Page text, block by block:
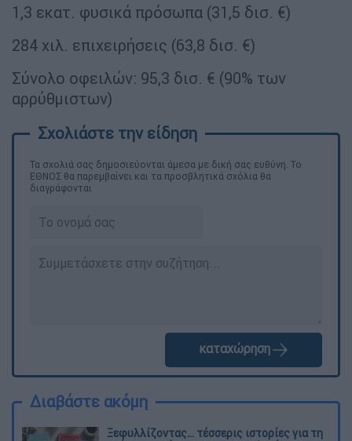
1,3 εκατ. φυσικά πρόσωπα (31,5 δισ. €)
284 χιλ. επιχειρήσεις (63,8 δισ. €)
Σύνολο οφειλών: 95,3 δισ. € (90% των
αρρύθμιστων)
Τα σχολιά σας δημοσιεύονται άμεσα με δική σας ευθύνη. Το
ΕΘΝΟΣ θα παρεμβαίνει και τα προσβλητικά σχόλια θα
διαγράφονται
καταχώρηση
Διαβάστε ακόμη
Ξεφυλλίζοντας... τέσσερις ιστορίες για τη